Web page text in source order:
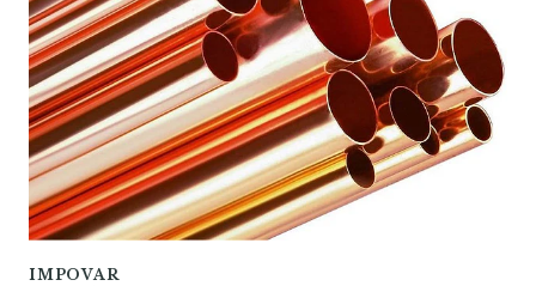
IMPOVAR